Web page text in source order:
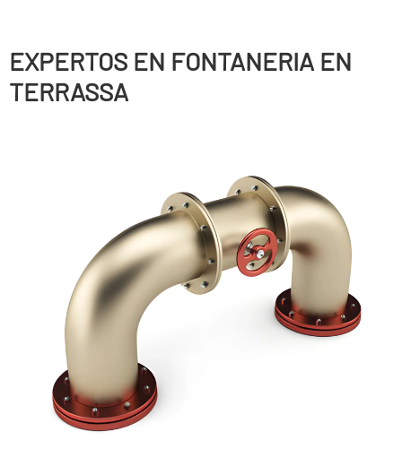
EXPERTOS EN FONTANERIA EN
TERRASSA